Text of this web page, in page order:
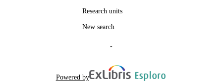
Abel A
Research units
New search
-
Powered by